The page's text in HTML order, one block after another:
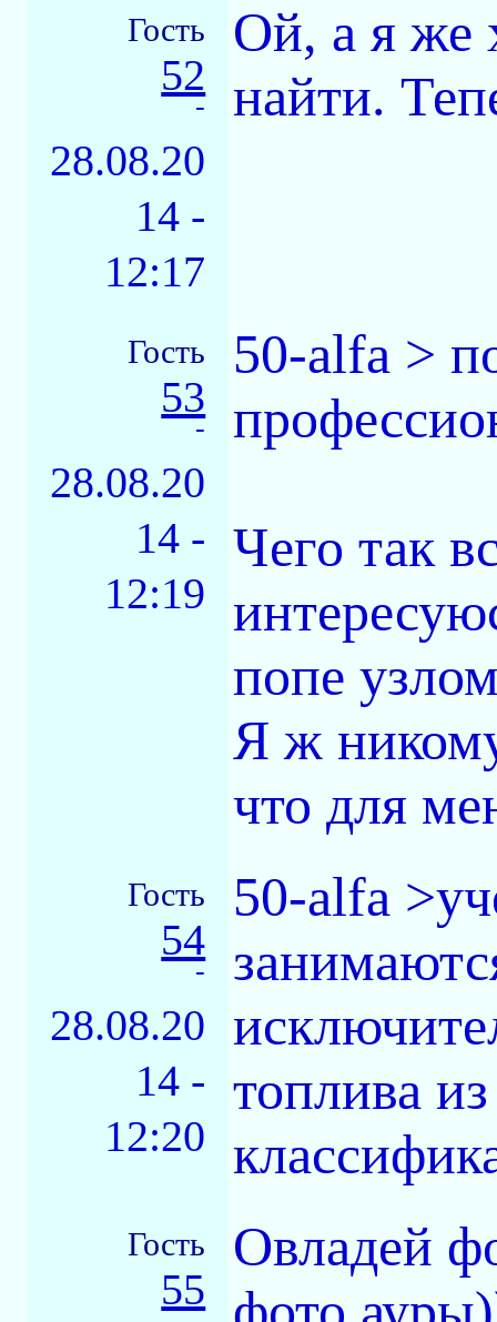
Гость
52
-
28.08.20
14 -
12:17
Ой, а я же
найти.
Гость
53
-
28.08.20
14 -
12:19
50-alfa >
Чего так
попе
Я ж
что для
Гость
54
-
28.08.20
14 -
12:20
50-alfa
топлива
Гость
55
Овладей